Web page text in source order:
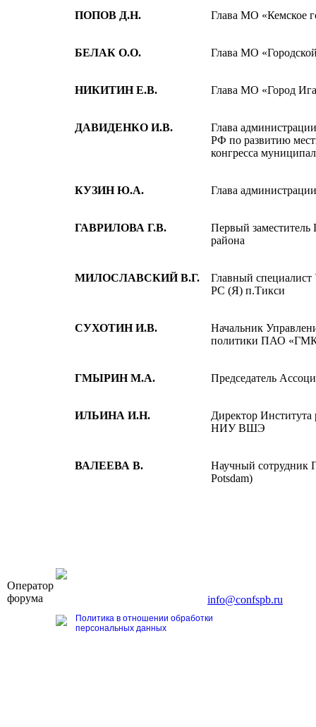
ПОПОВ Д.Н. Глава МО «Кемское
БЕЛАК О.О. Глава МО
НИКИТИН Е.В. Глава МО «Город
ДАВИДЕНКО И.В.
Глава
РФ по развитию
конгресса
КУЗИН Ю.А. Глава
ГАВРИЛОВА Г.В.
Первый
района
МИЛОСЛАВСКИЙ В.Г.
Главный
РС (Я) п.Тикси
СУХОТИН И.В.
Начальник
политики ПАО «ГМК
ГМЫРИН М.А. Председатель
ИЛЬИНА И.Н.
Директор Института
НИУ ВШЭ
ВАЛЕЕВА В.
Научный сотрудник
Potsdam)
Оператор
форума
info@confspb.ru
Политика в отношении обработки
персональных данных